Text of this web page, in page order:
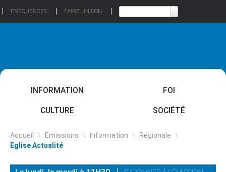
FRÉQUENCES FAIRE UN DON
INFORMATION FOI
CULTURE SOCIÉTÉ
Accueil \ Emissions \ Information \ Régionale \
Eglise Actualité